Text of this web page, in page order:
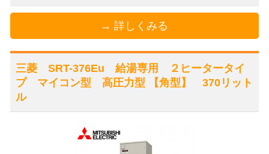
→ 詳しくみる
三菱 SRT-376Eu 給湯専用 ２ヒータータイ
プ マイコン型 高圧力型 【角型】 370リット
ル